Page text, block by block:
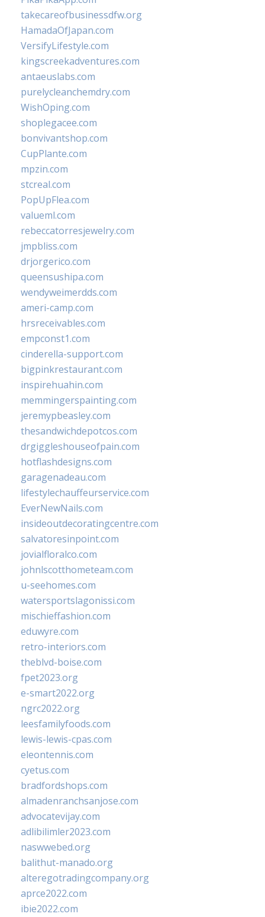
takecareofbusinessdfw.org
HamadaOfJapan.com
VersifyLifestyle.com
kingscreekadventures.com
antaeuslabs.com
purelycleanchemdry.com
WishOping.com
shoplegacee.com
bonvivantshop.com
CupPlante.com
mpzin.com
stcreal.com
PopUpFlea.com
valueml.com
rebeccatorresjewelry.com
jmpbliss.com
drjorgerico.com
queensushipa.com
wendyweimerdds.com
ameri-camp.com
hrsreceivables.com
empconst1.com
cinderella-support.com
bigpinkrestaurant.com
inspirehuahin.com
memmingerspainting.com
jeremypbeasley.com
thesandwichdepotcos.com
drgiggleshouseofpain.com
hotflashdesigns.com
garagenadeau.com
lifestylechauffeurservice.com
EverNewNails.com
insideoutdecoratingcentre.com
salvatoresinpoint.com
jovialfloralco.com
johnlscotthometeam.com
u-seehomes.com
watersportslagonissi.com
mischieffashion.com
eduwyre.com
retro-interiors.com
theblvd-boise.com
fpet2023.org
e-smart2022.org
ngrc2022.org
leesfamilyfoods.com
lewis-lewis-cpas.com
eleontennis.com
cyetus.com
bradfordshops.com
almadenranchsanjose.com
advocatevijay.com
adlibilimler2023.com
naswwebed.org
balithut-manado.org
alteregotradingcompany.org
aprce2022.com
ibie2022.com